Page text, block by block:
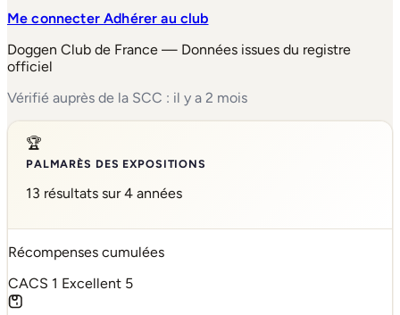
Me connecterAdhérer au club
Doggen Club de France — Données issues du registre
officiel
Vérifié auprès de la SCC : il y a 2 mois
🏆
PALMARÈS DES EXPOSITIONS
13 résultats sur 4 années
Récompenses cumulées
CACS 1 Excellent 5